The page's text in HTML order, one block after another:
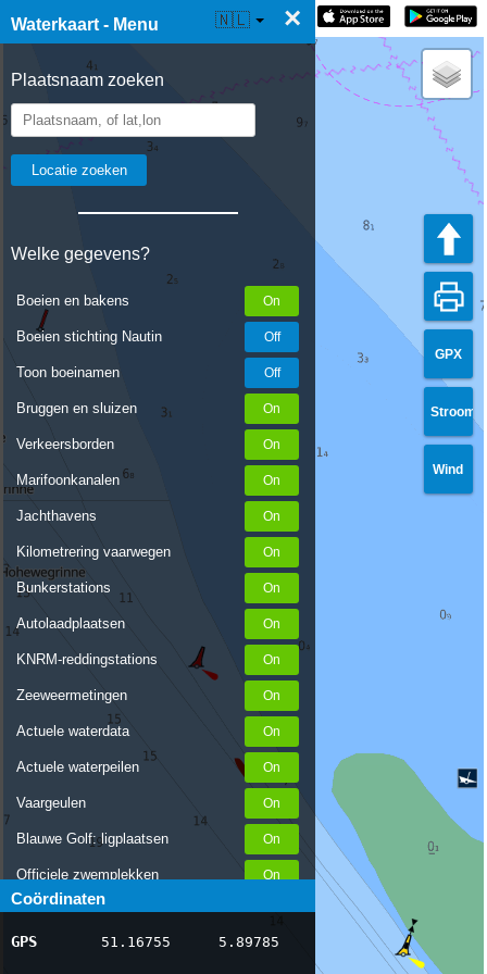
Waterkaart - Menu ×
Plaatsnaam zoeken
Welke gegevens?
Boeien en bakens
Boeien stichting Nautin
Toon boeinamen
Bruggen en sluizen
Verkeersborden
Marifoonkanalen
Jachthavens
Kilometrering vaarwegen
Bunkerstations
Autolaadplaatsen
KNRM-reddingstations
Zeeweermetingen
Actuele waterdata
Actuele waterpeilen
Vaargeulen
Blauwe Golf: ligplaatsen
Officiele zwemplekken
Stremmingen/hinder
AIS scheepsposities
Coördinaten
GPS 51.16755 5.89785
☰ Waterkaart Live 🇳🇱
GPX
Stroom
Wind